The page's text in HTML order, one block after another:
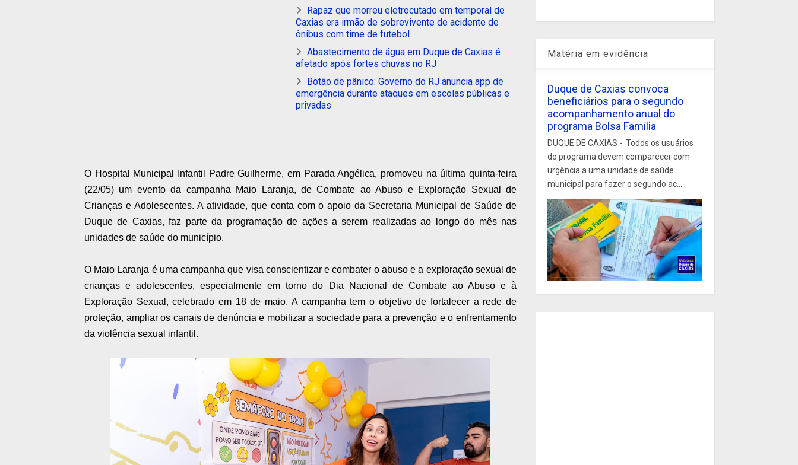
Rapaz que morreu eletrocutado em temporal de
Caxias era irmão de sobrevivente de acidente de
ônibus com time de futebol
Abastecimento de água em Duque de Caxias é
afetado após fortes chuvas no RJ
Botão de pânico: Governo do RJ anuncia app de
emergência durante ataques em escolas públicas e
privadas
O Hospital Municipal Infantil Padre Guilherme, em Parada Angélica, promoveu na última quinta-feira
(22/05) um evento da campanha Maio Laranja, de Combate ao Abuso e Exploração Sexual de
Crianças e Adolescentes. A atividade, que conta com o apoio da Secretaria Municipal de Saúde de
Duque de Caxias, faz parte da programação de ações a serem realizadas ao longo do mês nas
unidades de saúde do município.
O Maio Laranja é uma campanha que visa conscientizar e combater o abuso e a exploração sexual de
crianças e adolescentes, especialmente em torno do Dia Nacional de Combate ao Abuso e à
Exploração Sexual, celebrado em 18 de maio. A campanha tem o objetivo de fortalecer a rede de
proteção, ampliar os canais de denúncia e mobilizar a sociedade para a prevenção e o enfrentamento
da violência sexual infantil.
Matéria em evidência
Duque de Caxias convoca
beneficiários para o segundo
acompanhamento anual do
programa Bolsa Família
DUQUE DE CAXIAS - Todos os usuários
do programa devem comparecer com
urgência a uma unidade de saúde
municipal para fazer o segundo ac...